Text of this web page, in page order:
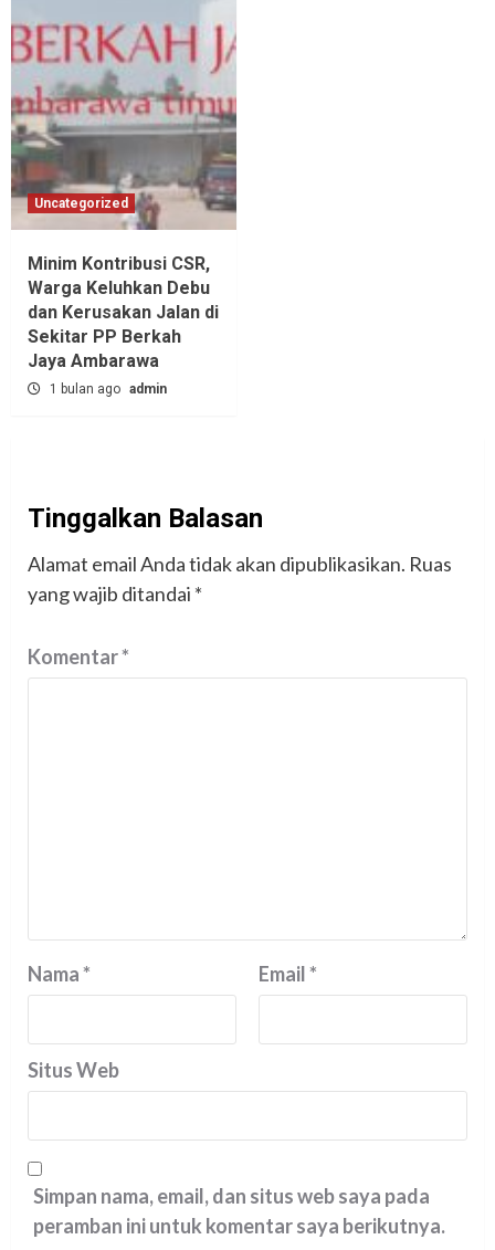
Uncategorized
Minim Kontribusi CSR,
Warga Keluhkan Debu
dan Kerusakan Jalan di
Sekitar PP Berkah
Jaya Ambarawa‎
1 bulan ago admin
Tinggalkan Balasan
Alamat email Anda tidak akan dipublikasikan. Ruas
yang wajib ditandai *
Komentar*
Nama* Email*
Situs Web
Simpan nama, email, dan situs web saya pada
peramban ini untuk komentar saya berikutnya.